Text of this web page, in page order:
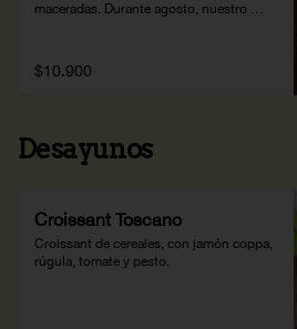
maceradas. Durante agosto, nuestro
los deseos de niños con enfermedades
críticas
$10.900
Desayunos
Croissant Toscano
Croissant de cereales, con jamón coppa,
rúgula, tomate y pesto.